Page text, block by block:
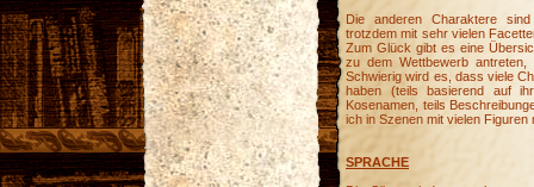
Die anderen Charaktere
trotzdem mit sehr vielen
Zum Glück gibt es eine
zu dem Wettbewerb
Schwierig wird es, dass viele
haben (teils basierend auf
Kosenamen, teils
ich in Szenen mit vielen
SPRACHE